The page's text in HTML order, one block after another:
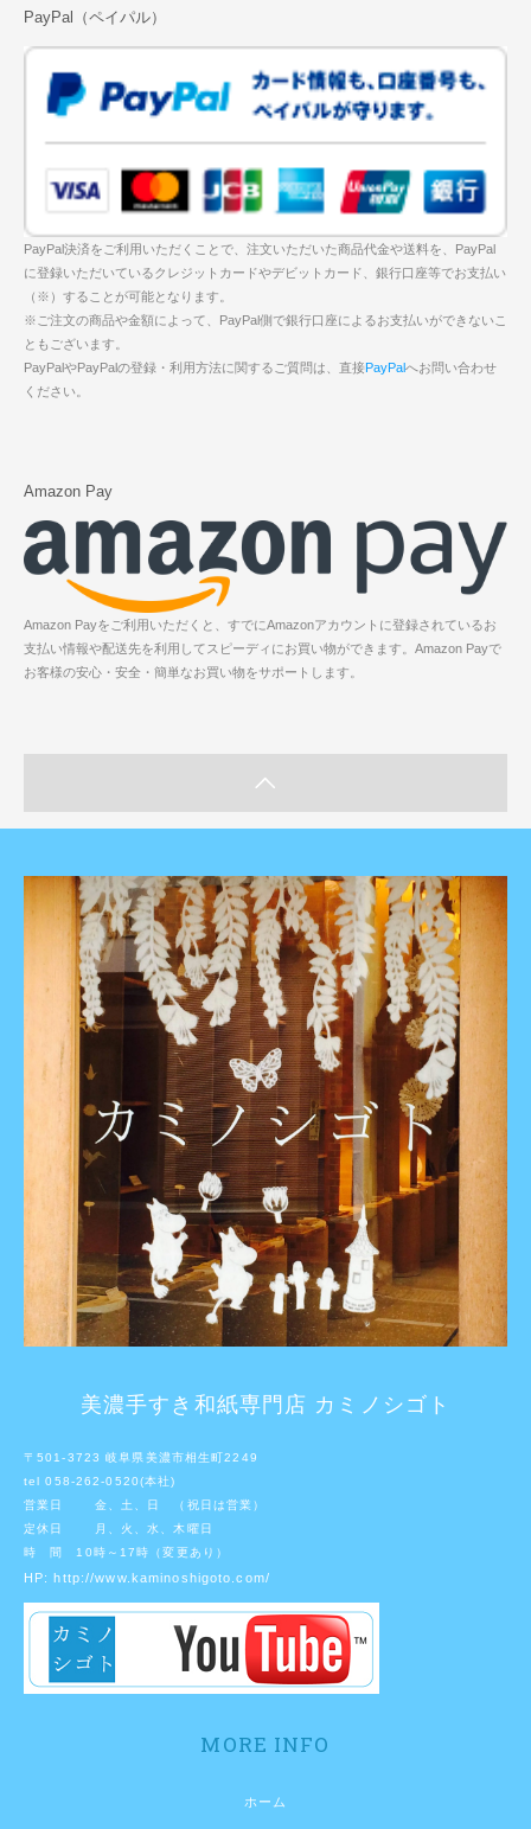
PayPal（ペイパル）
PayPal決済をご利用いただくことで、注文いただいた商品代金や送料を、PayPal
に登録いただいているクレジットカードやデビットカード、銀行口座等でお支払い
（※）することが可能となります。
※ご注文の商品や金額によって、PayPal側で銀行口座によるお支払いができないこ
ともございます。
PayPalやPayPalの登録・利用方法に関するご質問は、直接PayPalへお問い合わせ
ください。
Amazon Pay
Amazon Payをご利用いただくと、すでにAmazonアカウントに登録されているお
支払い情報や配送先を利用してスピーディにお買い物ができます。Amazon Payで
お客様の安心・安全・簡単なお買い物をサポートします。
美濃手すき和紙専門店 カミノシゴト
〒501-3723 岐阜県美濃市相生町2249
tel 058-262-0520(本社)
営業日 金、土、日 （祝日は営業）
定休日 月、火、水、木曜日
時 間 10時～17時（変更あり）
HP: http://www.kaminoshigoto.com/
MORE INFO
ホーム